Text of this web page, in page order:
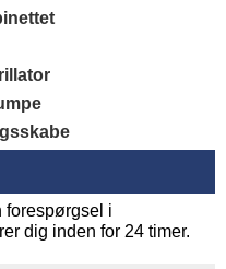
forespørgsel i
dig inden for 24 timer.